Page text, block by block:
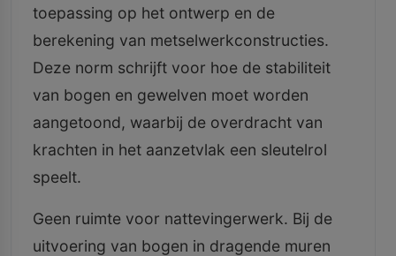
toepassing op het ontwerp en de
berekening van metselwerkconstructies.
Deze norm schrijft voor hoe de stabiliteit
van bogen en gewelven moet worden
aangetoond, waarbij de overdracht van
krachten in het aanzetvlak een sleutelrol
speelt.
Geen ruimte voor nattevingerwerk. Bij de
uitvoering van bogen in dragende muren